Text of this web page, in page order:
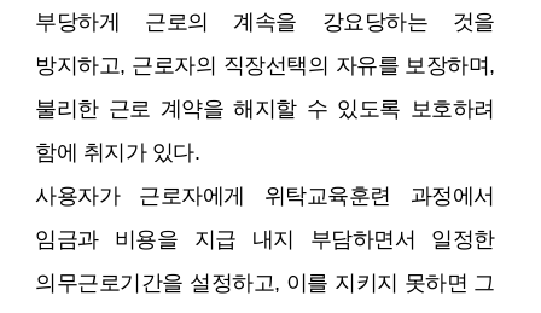
부당하게 근로의 계속을 강요당하는 것을
방지하고, 근로자의 직장선택의 자유를 보장하며,
불리한 근로 계약을 해지할 수 있도록 보호하려
함에 취지가 있다.
사용자가 근로자에게 위탁교육훈련 과정에서
임금과 비용을 지급 내지 부담하면서 일정한
의무근로기간을 설정하고, 이를 지키지 못하면 그